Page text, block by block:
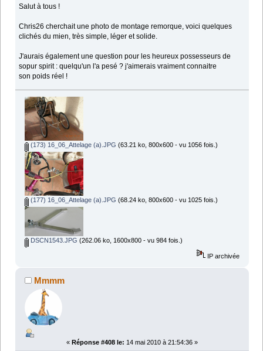
Salut à tous !
Chris26 cherchait une photo de montage remorque, voici quelques
clichés du mien, très simple, léger et solide.
J'aurais également une question pour les heureux possesseurs de
sopur spirit : quelqu'un l'a pesé ? j'aimerais vraiment connaitre
son poids réel !
(173) 16_06_Attelage (a).JPG (63.21 ko, 800x600 - vu 1056 fois.)
(177) 16_06_Attelage (a).JPG (68.24 ko, 800x600 - vu 1025 fois.)
DSCN1543.JPG (262.06 ko, 1600x800 - vu 984 fois.)
IP archivée
Mmmm
« Réponse #408 le: 14 mai 2010 à 21:54:36 »